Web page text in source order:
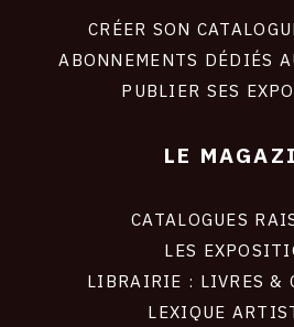
CRÉER SON
ABONNEMENTS DÉDIÉS
PUBLIER SES
LE
CATALOGUES
LES
LIBRAIRIE : LIVRES &
LEXIQUE